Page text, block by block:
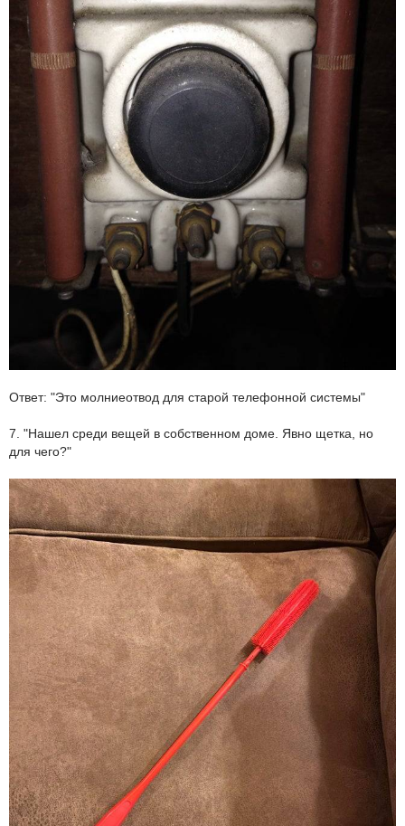
Ответ: "Это молниеотвод для старой телефонной системы"
7. "Нашел среди вещей в собственном доме. Явно щетка, но
для чего?"